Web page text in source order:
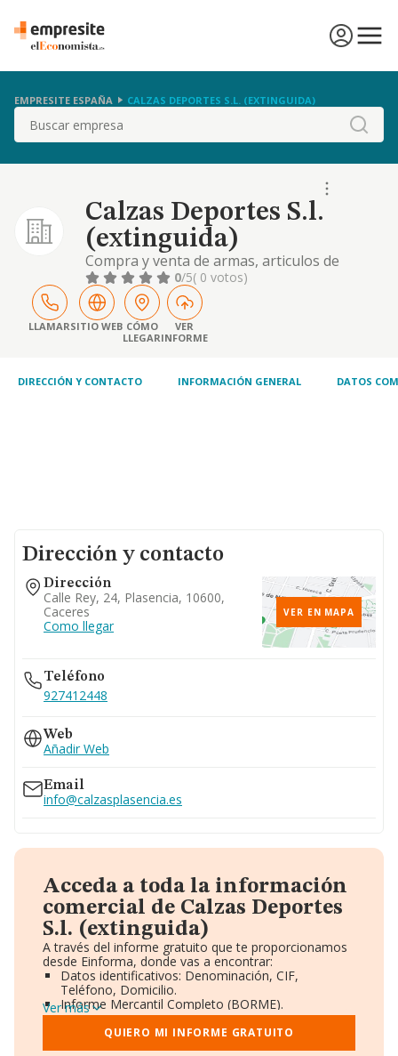
EMPRESITE ESPAÑA CALZAS DEPORTES S.L. (EXTINGUIDA)
Buscar
Calzas Deportes S.l.
(extinguida)
Compra y venta de armas, articulos de
pirotecnia, de pesca, de caza y de deporte.
0/5( 0 votos)
LLAMARSITIO WEB CÓMO
LLEGAR
VER
INFORME
DIRECCIÓN Y CONTACTO INFORMACIÓN GENERAL DATOS
Dirección y contacto
Dirección
Calle Rey, 24, Plasencia, 10600,
Caceres
Como llegar
VER EN MAPA
Teléfono
927412448
Web
Añadir Web
Email
info@calzasplasencia.es
Acceda a toda la información
comercial de Calzas Deportes
S.l. (extinguida)
A través del informe gratuito que te proporcionamos
desde Einforma, donde vas a encontrar:
Datos identificativos: Denominación, CIF,
Teléfono, Domicilio.
Informe Mercantil Completo (BORME).
Gráficos de Evolución Ventas y Empleados.
Consejo de Administración y Administradores.
Directivos y Ejecutivos.
Ver más
QUIERO MI INFORME GRATUITO